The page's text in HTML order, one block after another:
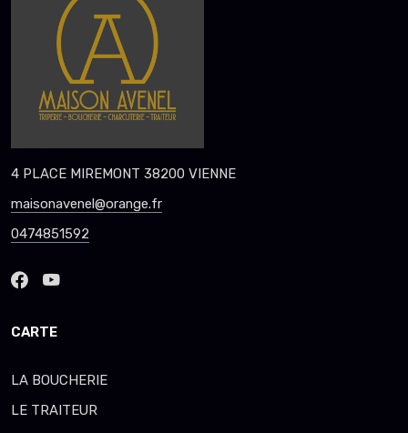
4 PLACE MIREMONT 38200 VIENNE
maisonavenel@orange.fr
0474851592
CARTE
LA BOUCHERIE
LE TRAITEUR